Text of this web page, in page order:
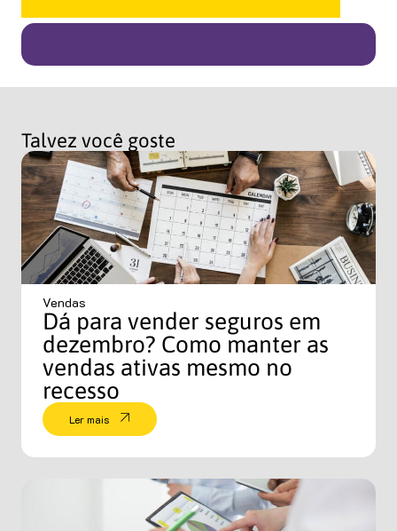
Talvez você goste
Vendas
Dá para vender seguros em
dezembro? Como manter as
vendas ativas mesmo no
recesso
Ler mais